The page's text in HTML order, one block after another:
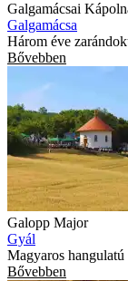
Galgamácsai
Galgamácsa
Három éve
Bővebben
Galopp Major
Gyál
Magyaros hangulatú
Bővebben